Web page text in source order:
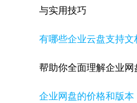
与实用技巧
有哪些企业云盘支持文
帮助你全面理解企业
企业网盘的价格和版本